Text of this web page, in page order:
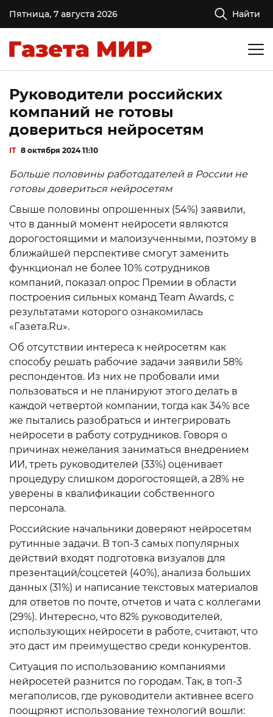
Пятница, 7 августа 2026 Найти
Руководители российских
компаний не готовы
довериться нейросетям
IT 8 октября 2024 11:10
Больше половины работодателей в России не
готовы довериться нейросетям
Свыше половины опрошенных (54%) заявили,
что в данный момент нейросети являются
дорогостоящими и малоизученными, поэтому в
ближайшей перспективе смогут заменить
функционал не более 10% сотрудников
компаний, показал опрос Премии в области
построения сильных команд Team Awards, с
результатами которого ознакомилась
«Газета.Ru».
Об отсутствии интереса к нейросетям как
способу решать рабочие задачи заявили 58%
респондентов. Из них не пробовали ими
пользоваться и не планируют этого делать в
каждой четвертой компании, тогда как 34% все
же пытались разобраться и интегрировать
нейросети в работу сотрудников. Говоря о
причинах нежелания заниматься внедрением
ИИ, треть руководителей (33%) оценивает
процедуру слишком дорогостоящей, а 28% не
уверены в квалификации собственного
персонала.
Российские начальники доверяют нейросетям
рутинные задачи. В топ-3 самых популярных
действий входят подготовка визуалов для
презентаций/соцсетей (40%), анализа больших
данных (31%) и написание текстовых материалов
для ответов по почте, отчетов и чата с коллегами
(29%). Интересно, что 82% руководителей,
использующих нейросети в работе, считают, что
это даст им преимущество среди конкурентов.
Ситуация по использованию компаниями
нейросетей разнится по городам. Так, в топ-3
мегаполисов, где руководители активнее всего
поощряют использование технологий вошли: